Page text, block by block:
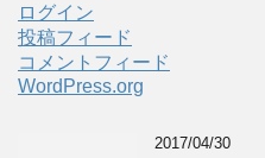
ログイン
投稿フィード
コメントフィード
WordPress.org
2017/04/30